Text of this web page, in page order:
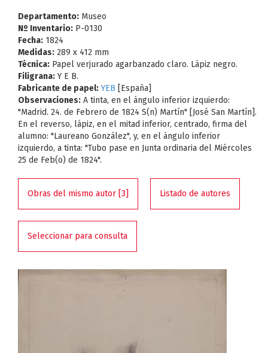
Departamento: Museo
Nº Inventario: P-0130
Fecha: 1824
Medidas: 289 x 412 mm
Técnica: Papel verjurado agarbanzado claro. Lápiz negro.
Filigrana:Y E B.
Fabricante de papel: YEB [España]
Observaciones: A tinta, en el ángulo inferior izquierdo:
"Madrid. 24. de Febrero de 1824 S(n) Martín" [José San Martín].
En el reverso, lápiz, en el mitad inferior, centrado, firma del
alumno: "Laureano González", y, en el ángulo inferior
izquierdo, a tinta: "Tubo pase en Junta ordinaria del Miércoles
25 de Feb(o) de 1824".
Obras del mismo autor [3] Listado de autores
Seleccionar para consulta